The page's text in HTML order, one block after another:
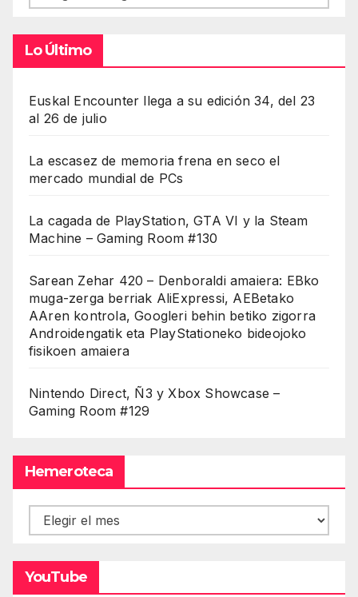
Lo Último
Euskal Encounter llega a su edición 34, del 23
al 26 de julio
La escasez de memoria frena en seco el
mercado mundial de PCs
La cagada de PlayStation, GTA VI y la Steam
Machine – Gaming Room #130
Sarean Zehar 420 – Denboraldi amaiera: EBko
muga-zerga berriak AliExpressi, AEBetako
AAren kontrola, Googleri behin betiko zigorra
Androidengatik eta PlayStationeko bideojoko
fisikoen amaiera
Nintendo Direct, Ñ3 y Xbox Showcase –
Gaming Room #129
Hemeroteca
Hemeroteca
YouTube